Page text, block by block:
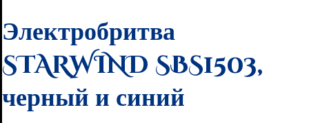
Электробритва
STARWIND SBS1503,
черный и синий